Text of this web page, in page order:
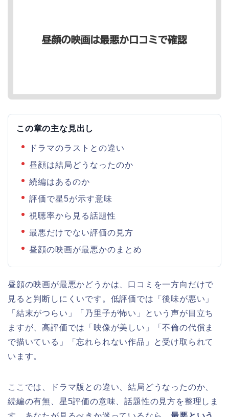
この章の主な見出し
ドラマのラストとの違い
昼顔は結局どうなったのか
続編はあるのか
評価で星5が示す意味
視聴率から見る話題性
最悪だけでない評価の見方
昼顔の映画が最悪かのまとめ
昼顔の映画が最悪かどうかは、口コミを一方向だけで
見ると判断しにくいです。低評価では「後味が悪い」
「結末がつらい」「乃里子が怖い」という声が目立ち
ますが、高評価では「映像が美しい」「不倫の代償ま
で描いている」「忘れられない作品」と受け取られて
います。
ここでは、ドラマ版との違い、結局どうなったのか、
続編の有無、星5評価の意味、話題性の見方を整理しま